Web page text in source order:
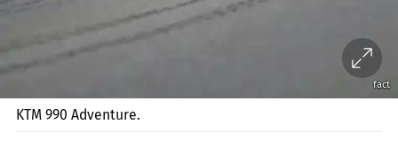
fact
KTM 990 Adventure.